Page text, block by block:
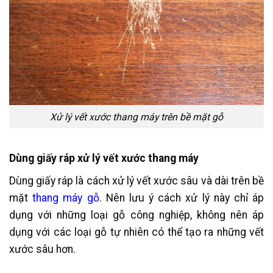
Xử lý vết xước thang máy trên bề mặt gỗ
Dùng giấy ráp xử lý vết xước thang máy
Dùng giấy ráp là cách xử lý vết xước sâu và dài trên bề
mặtthang máy gỗ. Nên lưu ý cách xử lý này chỉ áp
dụng với những loại gỗ công nghiệp, không nên áp
dụng với các loại gỗ tự nhiên có thể tạo ra những vết
xước sâu hơn.